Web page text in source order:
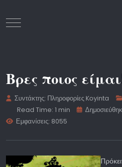
Mobile Menu Toggle
Βρες ποιος
Συντάκτης: Πληροφορίες Koyinta
Read Time: 1 min
Εμφανίσεις: 8055